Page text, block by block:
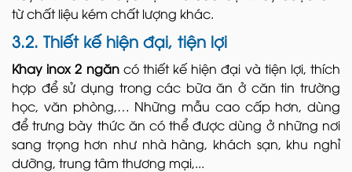
từ chất liệu kém chất lượng khác.
3.2. Thiết kế hiện đại, tiện lợi
Khay inox 2 ngăncó thiết kế hiện đại và tiện lợi, thích
hợp để sử dụng trong các bữa ăn ở căn tin trường
học, văn phòng,… Những mẫu cao cấp hơn, dùng
để trưng bày thức ăn có thể được dùng ở những nơi
sang trọng hơn như nhà hàng, khách sạn, khu nghỉ
dưỡng, trung tâm thương mại,...